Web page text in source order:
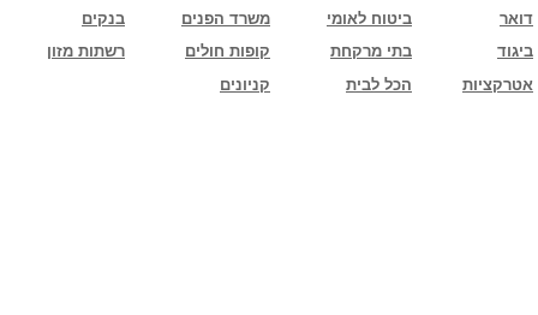
בנקים משרד הפנים ביטוח לאומי
דואר
רשתות מזון
קופות חולים בתי מרקחת
ביגוד
קניונים
הכל לבית אטרקציות